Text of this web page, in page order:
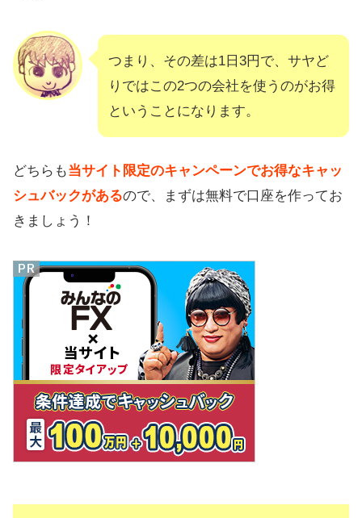
つまり、その差は1日3円で、サヤど
りではこの2つの会社を使うのがお得
ということになります。
どちらも当サイト限定のキャンペーンでお得なキャッ
シュバックがあるので、まずは無料で口座を作ってお
きましょう！